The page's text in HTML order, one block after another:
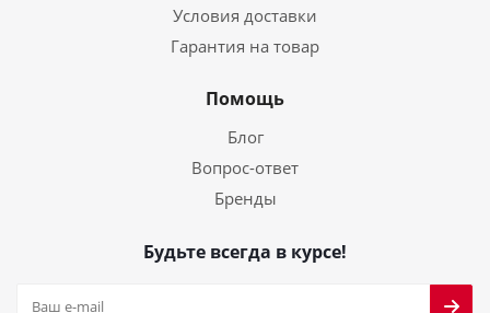
Условия доставки
Гарантия на товар
Помощь
Блог
Вопрос-ответ
Бренды
Будьте всегда в курсе!